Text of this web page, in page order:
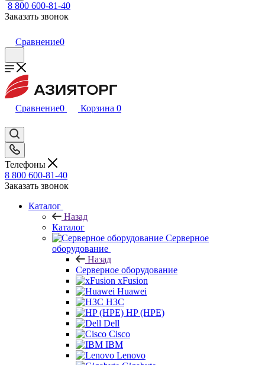
8 800 600-81-40
Заказать звонок
Сравнение0
Сравнение0 Корзина 0
Телефоны
8 800 600-81-40
Заказать звонок
Каталог
Назад
Каталог
Серверное
оборудование
Назад
Серверное оборудование
xFusion
Huawei
H3C
HP (HPE)
Dell
Cisco
IBM
Lenovo